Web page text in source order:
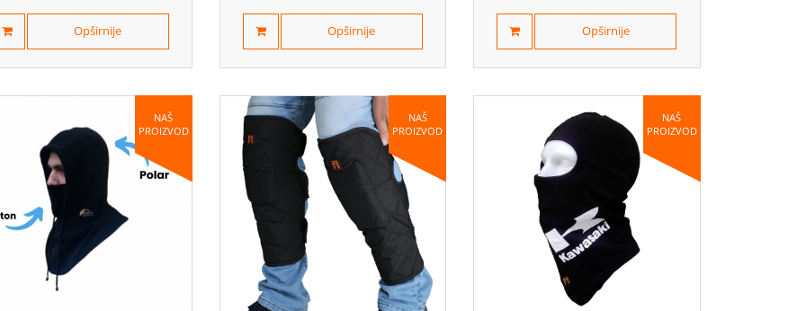
Opširnije Opširnije Opširnije
NAŠ
PROIZVOD
NAŠ
PROIZVOD
NAŠ
PROIZVOD